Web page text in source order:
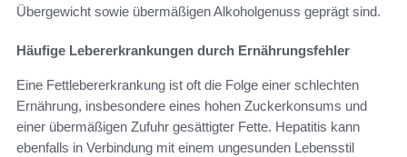
Übergewicht sowie übermäßigen Alkoholgenuss geprägt sind.
Häufige Lebererkrankungen durch Ernährungsfehler
Eine Fettlebererkrankung ist oft die Folge einer schlechten
Ernährung, insbesondere eines hohen Zuckerkonsums und
einer übermäßigen Zufuhr gesättigter Fette. Hepatitis kann
ebenfalls in Verbindung mit einem ungesunden Lebensstil